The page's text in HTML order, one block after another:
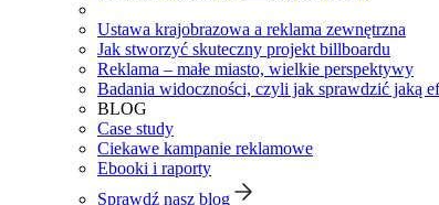
Ustawa krajobrazowa a reklama zewnętrzna
Jak stworzyć skuteczny projekt billboardu
Reklama – małe miasto, wielkie perspektywy
Badania widoczności, czyli jak sprawdzić jaką
BLOG
Case study
Ciekawe kampanie reklamowe
Ebooki i raporty
Sprawdź nasz blog